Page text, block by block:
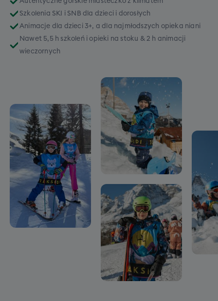
Szkolenia SKI i SNB dla dzieci i dorosłych
Animacje dla dzieci 3+, a dla najmłodszych opieka niani
Nawet 5,5 h szkoleń i opieki na stoku & 2 h animacji
wieczornych